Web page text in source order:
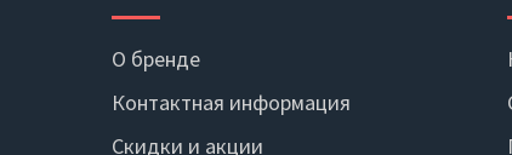
О бренде
Контактная информация
Скидки и акции